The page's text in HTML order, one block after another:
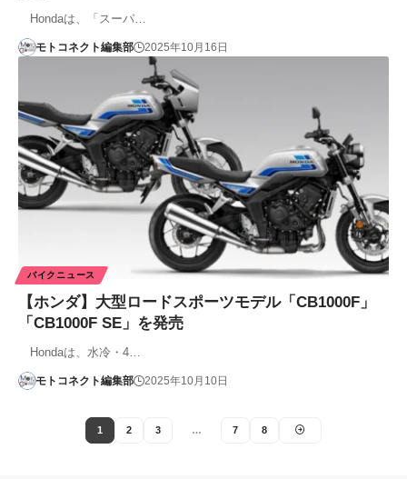
Hondaは、「スーパ…
モトコネクト編集部 2025年10月16日
バイクニュース
【ホンダ】大型ロードスポーツモデル「CB1000F」
「CB1000F SE」を発売
Hondaは、水冷・4…
モトコネクト編集部 2025年10月10日
1 2 3 … 7 8